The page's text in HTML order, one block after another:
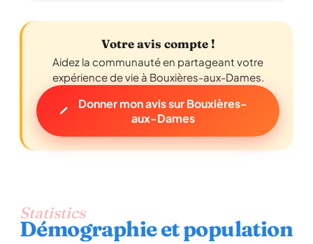
Votre avis compte !
Aidez la communauté en partageant votre
expérience de vie à Bouxières-aux-Dames.
Donner mon avis sur Bouxières-
aux-Dames
Statistics
Démographie et population